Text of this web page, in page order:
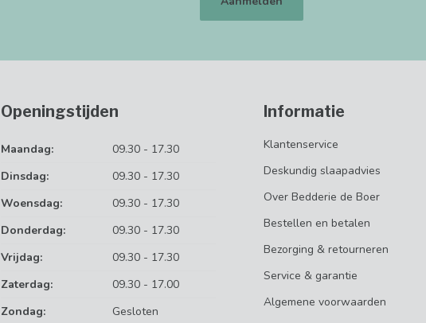
Openingstijden
Maandag:
09.30 - 17.30
Dinsdag:
09.30 - 17.30
Woensdag:
09.30 - 17.30
Donderdag:
09.30 - 17.30
Vrijdag:
09.30 - 17.30
Zaterdag:
09.30 - 17.00
Zondag:
Gesloten
Informatie
Klantenservice
Deskundig slaapadvies
Over Bedderie de Boer
Bestellen en betalen
Bezorging & retourneren
Service & garantie
Algemene voorwaarden